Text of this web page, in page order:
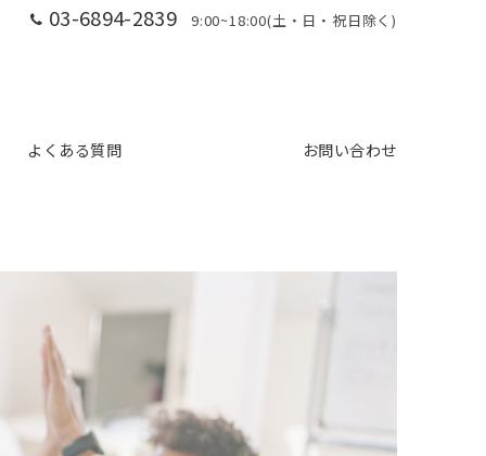
03-6894-2839 9:00~18:00(土・日・祝日除く)
よくある質問 お問い合わせ